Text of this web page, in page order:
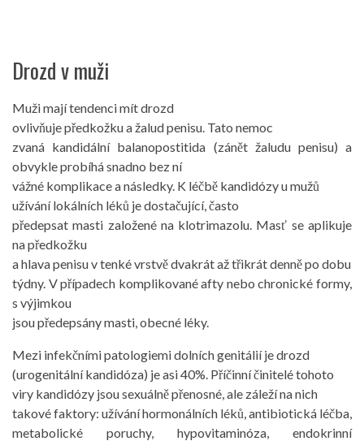
Drozd v muži
Muži mají tendenci mít drozd
ovlivňuje předkožku a žalud penisu. Tato nemoc
zvaná kandidální balanopostitida (zánět žaludu penisu) a
obvykle probíhá snadno bez ní
vážné komplikace a následky. K léčbě kandidózy u mužů
užívání lokálních léků je dostačující, často
předepsat masti založené na klotrimazolu. Masť se aplikuje
na předkožku
a hlava penisu v tenké vrstvě dvakrát až třikrát denně po dobu
týdny. V případech komplikované afty nebo chronické formy,
s výjimkou
jsou předepsány masti, obecné léky.
Mezi infekčními patologiemi dolních genitálií je drozd
(urogenitální kandidóza) je asi 40%. Příčinní činitelé tohoto
viry kandidózy jsou sexuálně přenosné, ale záleží na nich
takové faktory: užívání hormonálních léků, antibiotická léčba,
metabolické poruchy, hypovitaminóza, endokrinní